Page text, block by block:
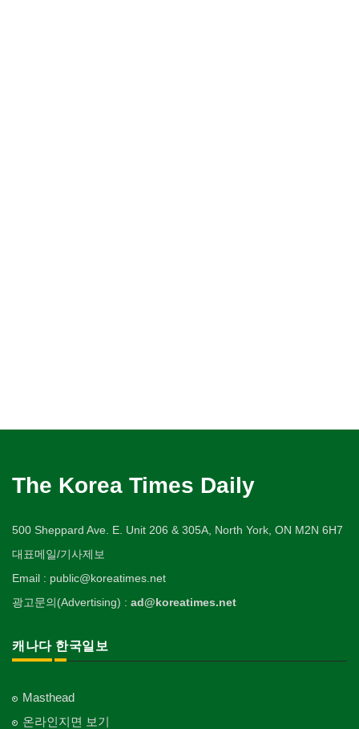
The Korea Times Daily
500 Sheppard Ave. E. Unit 206 & 305A, North York, ON M2N 6H7
대표메일/기사제보
Email : public@koreatimes.net
광고문의(Advertising) : ad@koreatimes.net
캐나다 한국일보
Masthead
온라인지면 보기